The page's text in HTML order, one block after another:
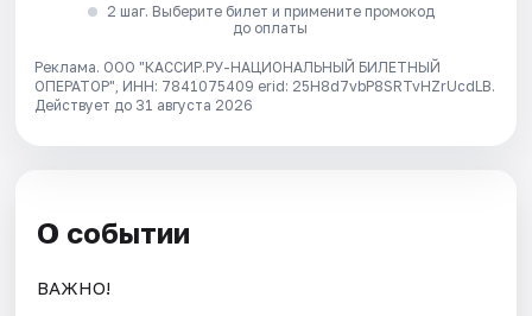
2 шаг. Выберите билет и примените промокод
до оплаты
Реклама. ООО "КАССИР.РУ-НАЦИОНАЛЬНЫЙ БИЛЕТНЫЙ
ОПЕРАТОР", ИНН: 7841075409 erid: 25H8d7vbP8SRTvHZrUcdLB.
Действует до 31 августа 2026
О событии
ВАЖНО!